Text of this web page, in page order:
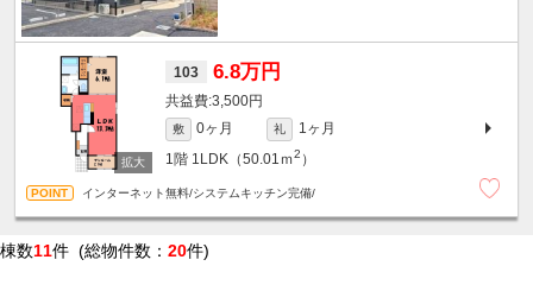
103 6.8万円
3,500円
敷 0ヶ月 礼
1ヶ月
1階 1LDK（50.01ｍ2 ）
インターネット無料/システムキッチン完備/
棟数11件 (総物件数： 20件)